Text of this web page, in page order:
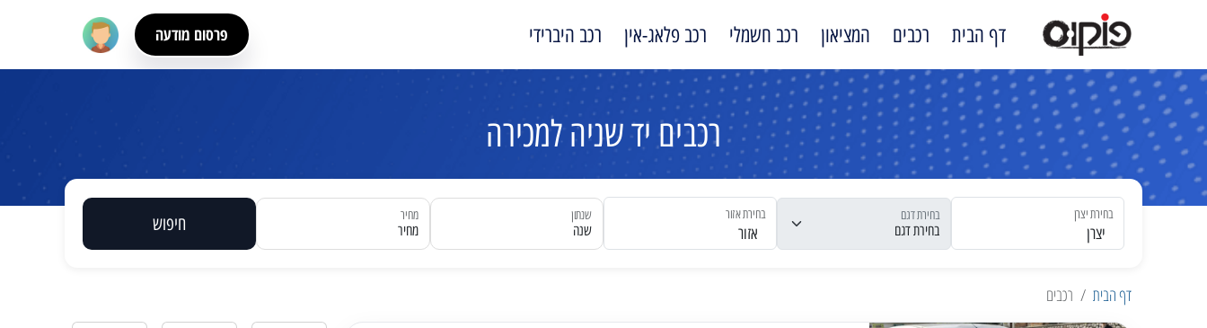
דף הבית רכבים המציאון רכב חשמלי רכב פלאג-אין רכב היברידי פרסום מודעה
רכבים יד שניה למכירה
יצרן
בחירת יצרן בחירת דגם
אזור
בחירת אזור
שנה
שנתון
מחיר
מחיר חיפוש
דף הבית רכבים